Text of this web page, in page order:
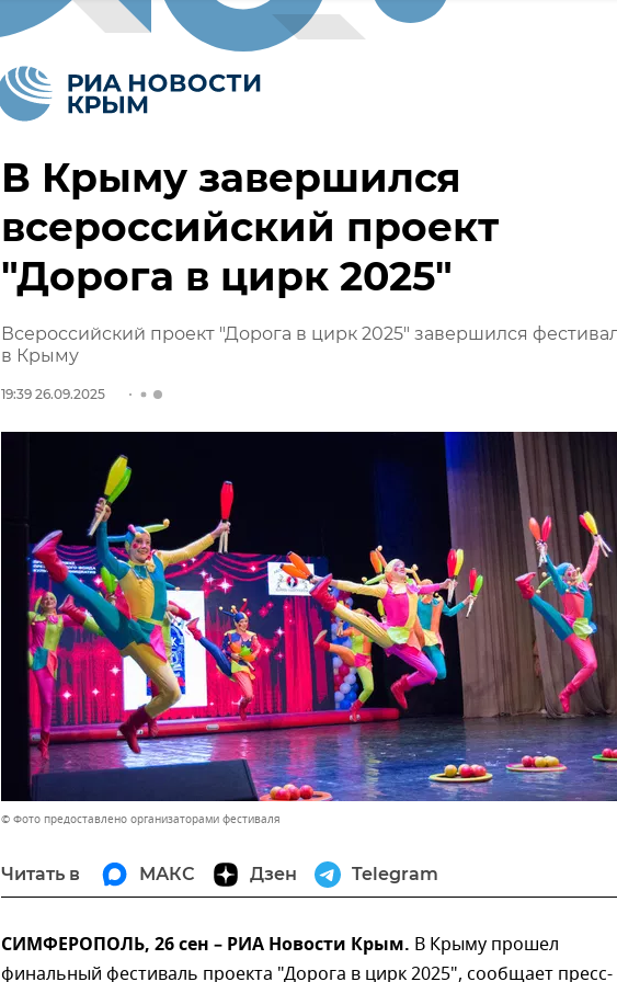
В Крыму завершился
всероссийский проект
"Дорога в цирк 2025"
Всероссийский проект "Дорога в цирк 2025" завершился
в Крыму
19:39 26.09.2025
© Фото предоставлено организаторами фестиваля
Читать в МАКС Дзен Telegram
СИМФЕРОПОЛЬ, 26 сен – РИА Новости Крым. В Крыму прошел
финальный фестиваль проекта "Дорога в цирк 2025", сообщает пресс-